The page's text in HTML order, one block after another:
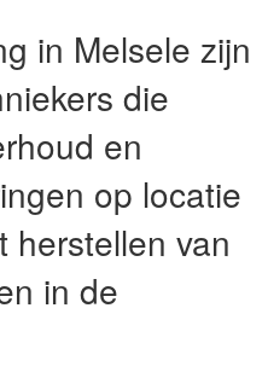
in Melsele zijn
die
en
op locatie
herstellen van
in de